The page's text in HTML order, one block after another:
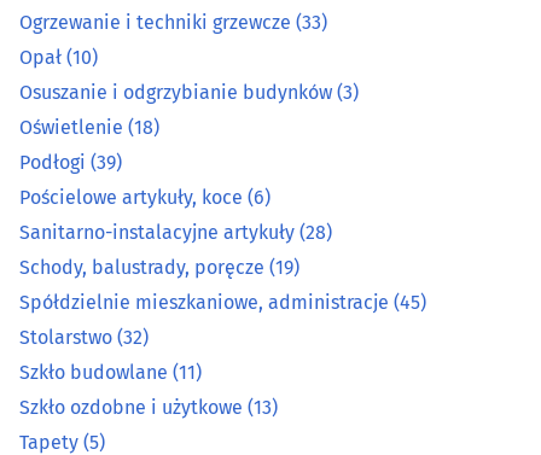
Meble - akcesoria
Meble - sklepy(62)
Meble biurowe
Meble dziecięce i młodzieżowe(11)
Meble na wymiar
Obrazy, ramy(6)
Ogrzewanie i techniki grzewcze (33)
Opał (10)
Osuszanie i odgrzybianie budynków (3)
Oświetlenie (18)
Podłogi (39)
Pościelowe artykuły, koce (6)
Sanitarno-instalacyjne artykuły (28)
Schody, balustrady, poręcze (19)
Spółdzielnie mieszkaniowe, administracje (45)
Stolarstwo (32)
Szkło budowlane (11)
Szkło ozdobne i użytkowe (13)
Tapety (5)